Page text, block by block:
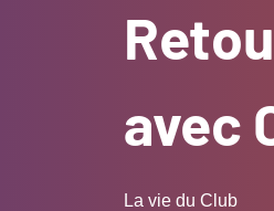
avec
La vie du Club